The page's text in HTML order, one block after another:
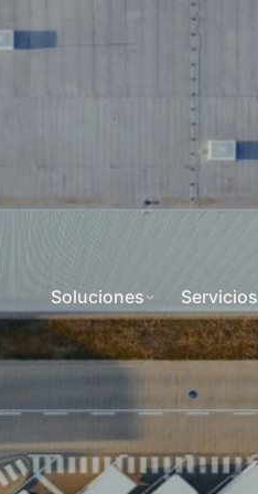
Soluciones Servicios